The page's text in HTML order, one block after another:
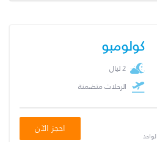
كولومبو
2 ليال
الرحلات متضمنة
احجز الآن